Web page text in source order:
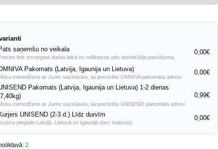
2
saņemšu no veikala
tiek izsniegtas darba laikā no noliktavas pēc iepriekšēja pasūtījuma.
0,00€
Pakomats (Latvija, Igaunija un Lietuva)
menedžeris ar Jums sazināsies, lai precizētu OMNIVA pakomāta adresi
0,00€
Pakomats (Latvija, Igaunija un Lietuva) 1-2 dienas
menedžeris ar Jums sazināsies, lai precizētu UNISEND pakomāta adresi
0,99€
UNISEND (2-3 d.) Līdz durvīm
piegāde Latvijā, Lietuvā un Igaunijā (bez maksas)
0,00€